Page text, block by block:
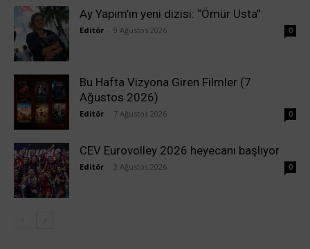
Ay Yapım’ın yeni dizisi: “Ömür Usta”
Editör 9 Ağustos 2026 0
Bu Hafta Vizyona Giren Filmler (7
Ağustos 2026)
Editör 7 Ağustos 2026 0
CEV Eurovolley 2026 heyecanı başlıyor
Editör 3 Ağustos 2026 0